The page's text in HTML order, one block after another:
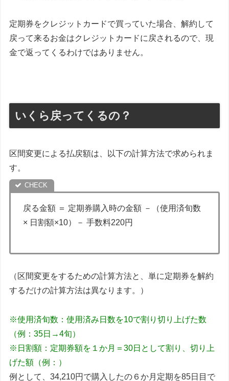
定期券をクレジットカードで買っていた場合、解約して
戻って来るお金はクレジットカードに戻されるので、現
金で返ってくるわけではありません。
いくら戻ってくるの？
区間変更による払戻額は、以下の計算方法で求められま
す。
戻る金額 ＝ 定期券購入時の金額 －（使用済旬数
× 日割額×10）－ 手数料220円
（区間変更をするための計算方法と、単に定期券を解約
するだけの計算方法は異なります。）
※使用済旬数：使用済み日数を10で割り切り上げた数
（例：35日→4旬）
※日割額：定期券額を１か月＝30日として割り、切り上
げた額（例：）
例として、34,210円で購入したの６か月定期を85日目で